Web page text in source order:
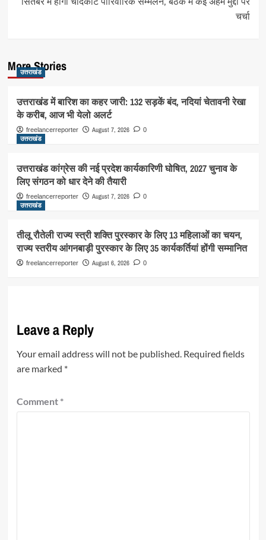
चर्चा
More Stories
उत्तराखंड
उत्तराखंड में बारिश का कहर जारी: 132 सड़कें बंद, नदियां चेतावनी रेखा
के करीब, आज भी येलो अलर्ट
freelancerreporter August 7, 2026 0
उत्तराखंड
उत्तराखंड कांग्रेस की नई प्रदेश कार्यकारिणी घोषित, 2027 चुनाव के
लिए संगठन को धार देने की तैयारी
freelancerreporter August 7, 2026 0
उत्तराखंड
तीलू रौतेली राज्य स्त्री शक्ति पुरस्कार के लिए 13 महिलाओं का चयन,
राज्य स्तरीय आंगनबाड़ी पुरस्कार के लिए 35 कार्यकर्तियां होंगी सम्मानित
freelancerreporter August 6, 2026 0
Leave a Reply
Your email address will not be published. Required fields
are marked *
Comment *